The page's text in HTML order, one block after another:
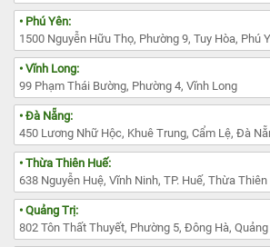
• Phú Yên:
1500 Nguyễn Hữu Thọ, Phường 9, Tuy Hòa, Phú
• Vĩnh Long:
99 Phạm Thái Bường, Phường 4, Vĩnh Long
• Đà Nẵng:
450 Lương Nhữ Hộc, Khuê Trung, Cẩm Lệ, Đà
• Thừa Thiên Huế:
638 Nguyễn Huệ, Vĩnh Ninh, TP. Huế, Thừa Thiên
• Quảng Trị:
802 Tôn Thất Thuyết, Phường 5, Đông Hà,